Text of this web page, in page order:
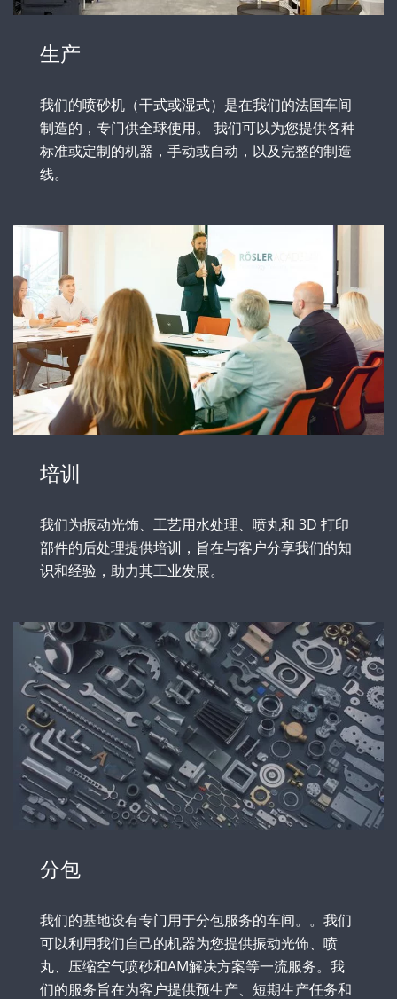
生产
我们的喷砂机（干式或湿式）是在我们的法国车间
制造的，专门供全球使用。 我们可以为您提供各种
标准或定制的机器，手动或自动，以及完整的制造
线。
培训
我们为振动光饰、工艺用水处理、喷丸和 3D 打印
部件的后处理提供培训，旨在与客户分享我们的知
识和经验，助力其工业发展。
分包
我们的基地设有专门用于分包服务的车间。。我们
可以利用我们自己的机器为您提供振动光饰、喷
丸、压缩空气喷砂和AM解决方案等一流服务。我
们的服务旨在为客户提供预生产、短期生产任务和